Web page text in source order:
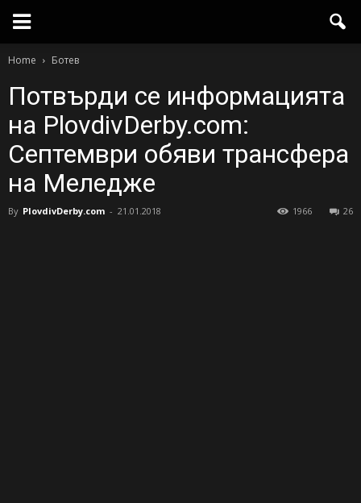
Home Ботев
Потвърди се информацията
на PlovdivDerby.com:
Септември обяви трансфера
на Меледже
By PlovdivDerby.com - 21.01.2018 26
1966